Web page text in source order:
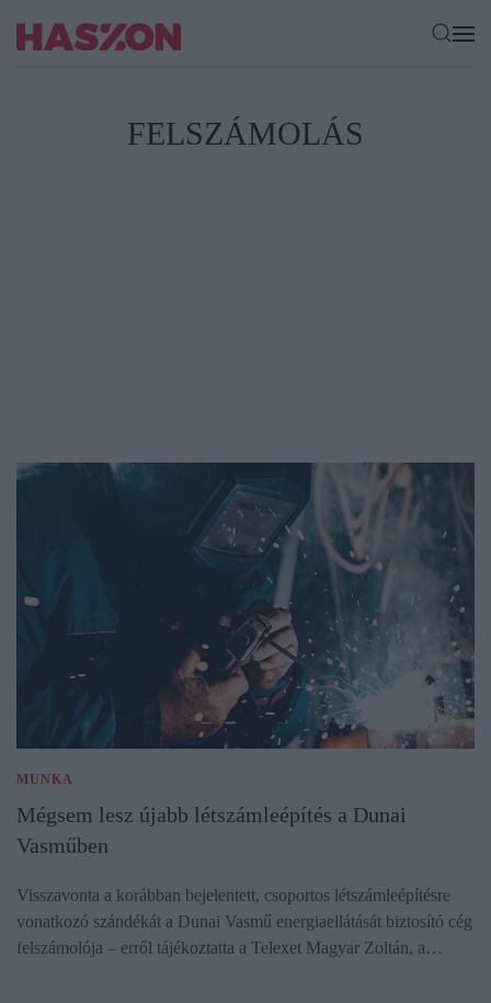
FELSZÁMOLÁS
MUNKA
Mégsem lesz újabb létszámleépítés a Dunai
Vasműben
Visszavonta a korábban bejelentett, csoportos létszámleépítésre
vonatkozó szándékát a Dunai Vasmű energiaellátását biztosító cég
felszámolója – erről tájékoztatta a Telexet Magyar Zoltán, a…